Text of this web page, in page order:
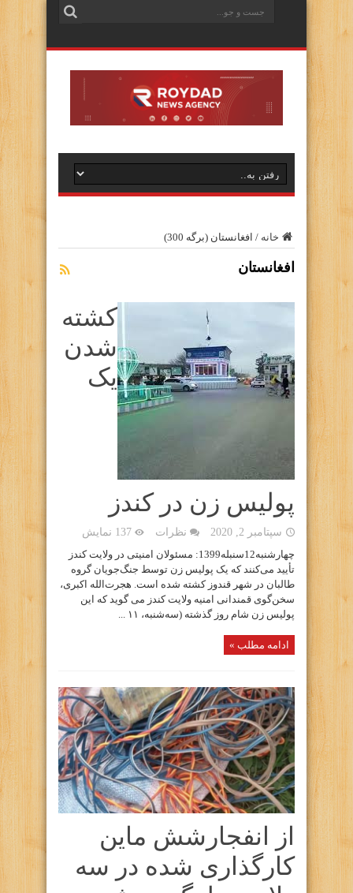
خانه / افغانستان (برگه 300)
افغانستان
کشته
شدن
یک
پولیس زن در کندز
سپتامبر 2, 2020 نظرات
137 نمایش
چهارشنبه12سنبله1399: مسئولان امنیتی در ولایت کندز
تأیید می‌کنند که یک پولیس زن توسط جنگ‌جویان گروه
طالبان در شهر قندوز کشته شده است. هجرت‌الله اکبری،
سخن‌گوی قمندانی امنیه ولایت کندز می گوید که این
پولیس زن شام روز گذشته (سه‌شنبه، ۱۱ ...
ادامه مطلب »
از انفجارشش ماین
کارگذاری شده در سه